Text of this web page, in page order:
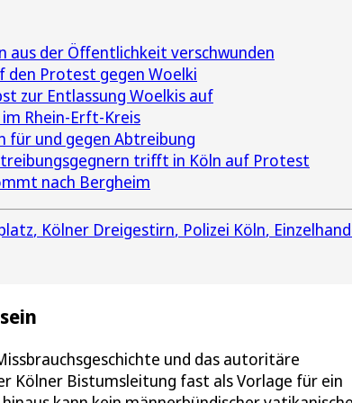
aus der Öffentlichkeit verschwunden
den Protest gegen Woelki
zur Entlassung Woelkis auf
Rhein-Erft-Kreis
für und gegen Abtreibung
trifft in Köln auf Protest
nach Bergheim
Kölner Dreigestirn Polizei Köln
und das autoritäre
Kölner Bistumsleitung fast als Vorlage für ein